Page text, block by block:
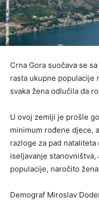
Crna Gora suočava se
rasta ukupne populacije
svaka žena odlučila da
U ovoj zemlji je prošle
minimum rođene djece,
razloge za pad
iseljavanje stanovništva,
populacije, naročito
Demograf Miroslav